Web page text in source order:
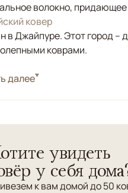
волокно, придающее
ковер
в Джайпуре. Этот город –
коврами.
Классические
часть рисунка из
далее
увидеть
у себя
к вам домой до 50